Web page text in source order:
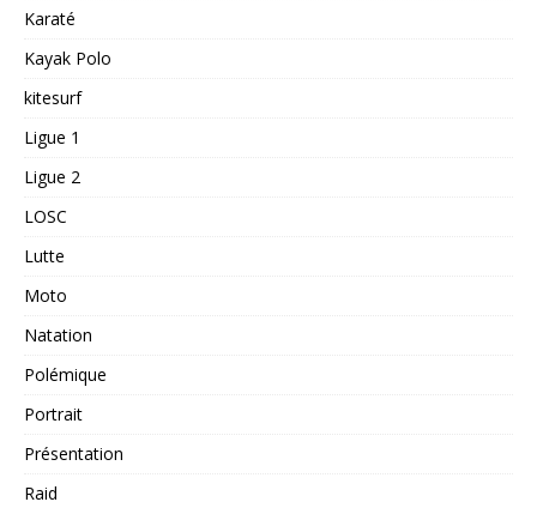
Karaté
Kayak Polo
kitesurf
Ligue 1
Ligue 2
LOSC
Lutte
Moto
Natation
Polémique
Portrait
Présentation
Raid